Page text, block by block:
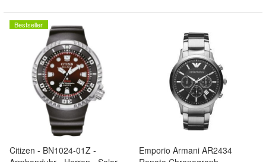
Bestseller
Citizen - BN1024-01Z -
Emporio Armani AR2434